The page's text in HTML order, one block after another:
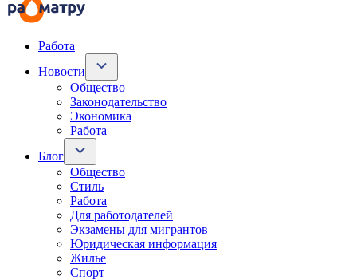
Работа
Новости
Общество
Законодательство
Экономика
Работа
Блог
Общество
Стиль
Работа
Для работодателей
Экзамены для мигрантов
Юридическая информация
Жилье
Спорт